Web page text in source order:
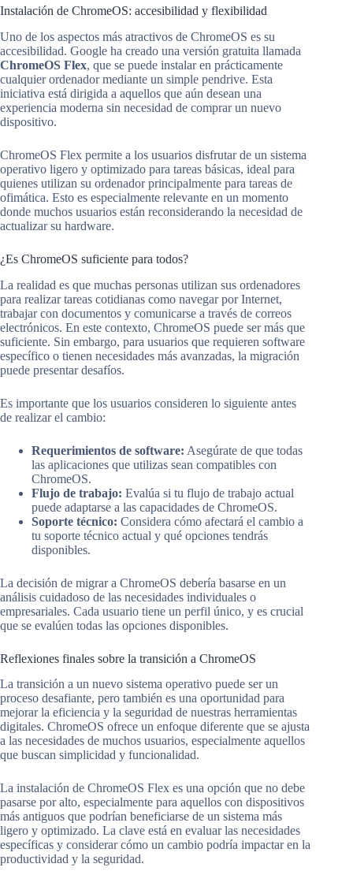
Instalación de ChromeOS: accesibilidad y flexibilidad
Uno de los aspectos más atractivos de ChromeOS es su
accesibilidad. Google ha creado una versión gratuita llamada
ChromeOS Flex, que se puede instalar en prácticamente
cualquier ordenador mediante un simple pendrive. Esta
iniciativa está dirigida a aquellos que aún desean una
experiencia moderna sin necesidad de comprar un nuevo
dispositivo.
ChromeOS Flex permite a los usuarios disfrutar de un sistema
operativo ligero y optimizado para tareas básicas, ideal para
quienes utilizan su ordenador principalmente para tareas de
ofimática. Esto es especialmente relevante en un momento
donde muchos usuarios están reconsiderando la necesidad de
actualizar su hardware.
¿Es ChromeOS suficiente para todos?
La realidad es que muchas personas utilizan sus ordenadores
para realizar tareas cotidianas como navegar por Internet,
trabajar con documentos y comunicarse a través de correos
electrónicos. En este contexto, ChromeOS puede ser más que
suficiente. Sin embargo, para usuarios que requieren software
específico o tienen necesidades más avanzadas, la migración
puede presentar desafíos.
Es importante que los usuarios consideren lo siguiente antes
de realizar el cambio:
Requerimientos de software: Asegúrate de que todas
las aplicaciones que utilizas sean compatibles con
ChromeOS.
Flujo de trabajo: Evalúa si tu flujo de trabajo actual
puede adaptarse a las capacidades de ChromeOS.
Soporte técnico: Considera cómo afectará el cambio a
tu soporte técnico actual y qué opciones tendrás
disponibles.
La decisión de migrar a ChromeOS debería basarse en un
análisis cuidadoso de las necesidades individuales o
empresariales. Cada usuario tiene un perfil único, y es crucial
que se evalúen todas las opciones disponibles.
Reflexiones finales sobre la transición a ChromeOS
La transición a un nuevo sistema operativo puede ser un
proceso desafiante, pero también es una oportunidad para
mejorar la eficiencia y la seguridad de nuestras herramientas
digitales. ChromeOS ofrece un enfoque diferente que se ajusta
a las necesidades de muchos usuarios, especialmente aquellos
que buscan simplicidad y funcionalidad.
La instalación de ChromeOS Flex es una opción que no debe
pasarse por alto, especialmente para aquellos con dispositivos
más antiguos que podrían beneficiarse de un sistema más
ligero y optimizado. La clave está en evaluar las necesidades
específicas y considerar cómo un cambio podría impactar en la
productividad y la seguridad.